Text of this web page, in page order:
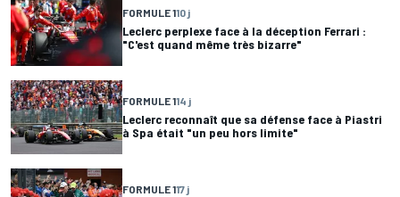
FORMULE 110 j
Leclerc perplexe face à la déception Ferrari :
"C'est quand même très bizarre"
FORMULE 114 j
Leclerc reconnaît que sa défense face à Piastri
à Spa était "un peu hors limite"
FORMULE 117 j